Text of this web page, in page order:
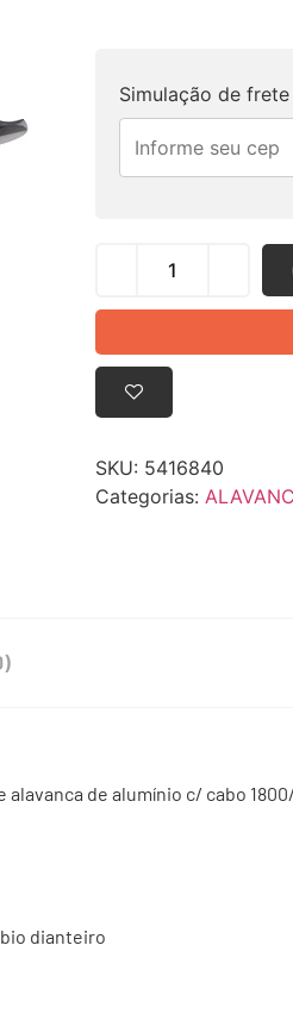
Simulação de frete
SKU: 5416840
Categorias:
de alumínio c/ cabo
dianteiro